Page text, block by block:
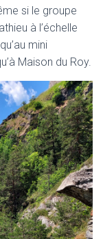
si le groupe
à l’échelle
mini
Maison du Roy.